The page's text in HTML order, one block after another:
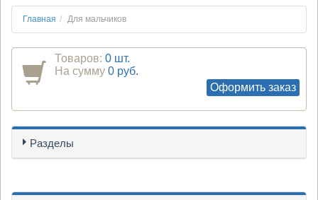
Главная Для мальчиков
Товаров: 0 шт.
На сумму 0 руб.
Оформить заказ
Разделы